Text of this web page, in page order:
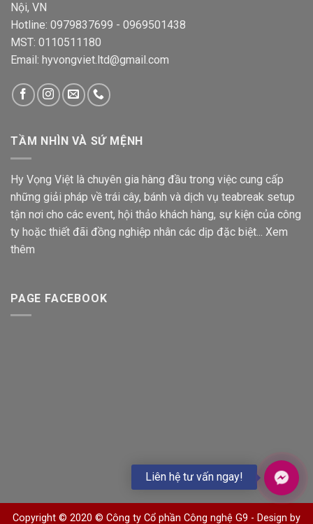
Nội, VN
Hotline: 0979837699 - 0969501438
MST: 0110511180
Email: hyvongviet.ltd@gmail.com
TẦM NHÌN VÀ SỨ MỆNH
Hy Vọng Việt là chuyên gia hàng đầu trong việc cung cấp
những giải pháp về trái cây, bánh và dịch vụ teabreak setup
tận nơi cho các event, hội thảo khách hàng, sự kiện của công
ty hoặc thiết đãi đồng nghiệp nhân các dịp đặc biệt... Xem
thêm
PAGE FACEBOOK
Copyright © 2020 © Công ty Cổ phần Công nghệ G9 - Design by
Liên hệ tư vấn ngay!